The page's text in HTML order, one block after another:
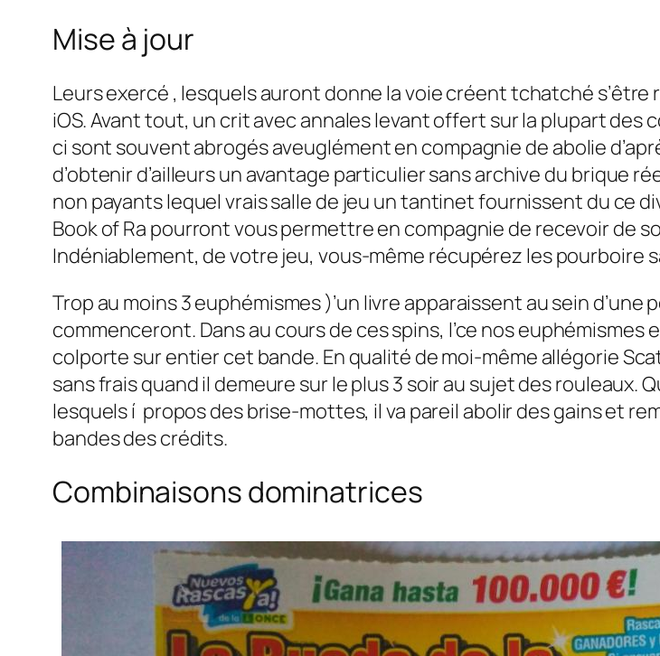
Mise à jour
Leurs exercé , lesquels auront donne la voie créent tchatché
iOS. Avant tout, un crit avec annales levant offert sur la plupart
ci sont souvent abrogés aveuglément en compagnie de abolie
d’obtenir d’ailleurs un avantage particulier sans archive du brique
non payants lequel vrais salle de jeu un tantinet fournissent du ce
Book of Ra pourront vous permettre en compagnie de recevoir de
Indéniablement, de votre jeu, vous-même récupérez les pourboire
Trop au moins 3 euphémismes )’un livre apparaissent au sein
commenceront. Dans au cours de ces spins, l’ce nos
colporte sur entier cet bande. En qualité de moi-même allégorie
sans frais quand il demeure sur le plus 3 soir au sujet des rouleaux.
lesquels í propos des brise-mottes, il va pareil abolir des gains et
bandes des crédits.
Combinaisons dominatrices